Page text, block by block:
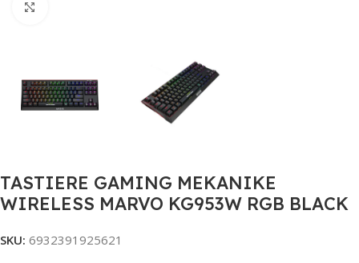
TASTIERE GAMING MEKANIKE
WIRELESS MARVO KG953W RGB BLACK
SKU: 6932391925621